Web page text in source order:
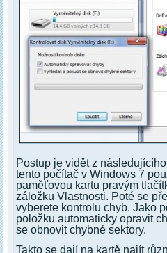
Postup je vidět z
tento počítač v Windows 7
paměťovou kartu pravým
záložku Vlastnosti. Poté se
vyberete kontrolu chyb. Jako
položku automaticky opravit
se obnovit chybné sektory.
Takto se dají na kartě najít